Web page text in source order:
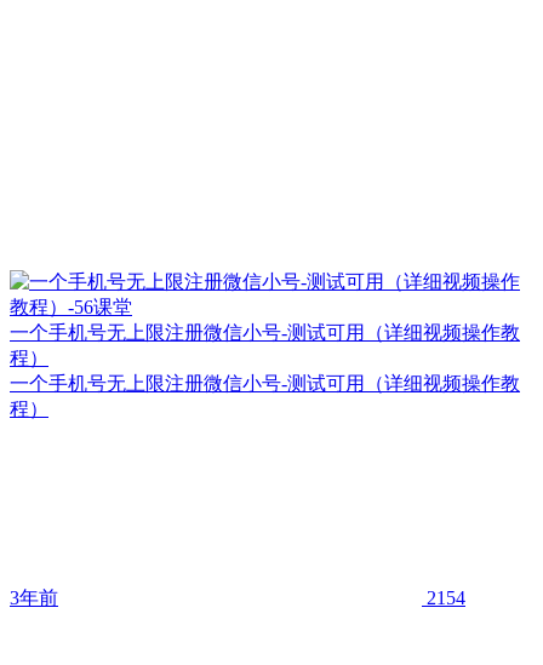
一个手机号无上限注册微信小号-测试可用（详细视频操作教
程）
一个手机号无上限注册微信小号-测试可用（详细视频操作教
程）
3年前 2154